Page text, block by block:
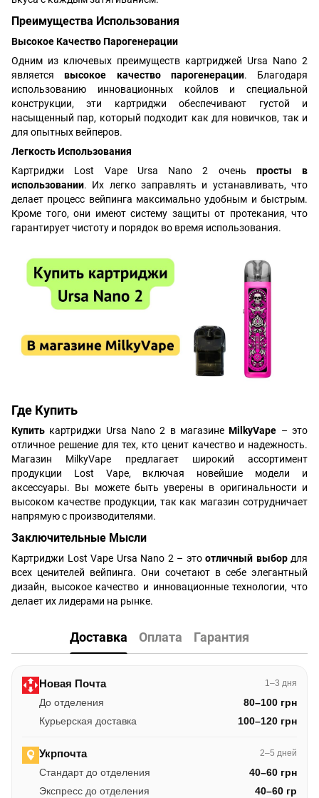
Преимущества Использования
Высокое Качество Парогенерации
Одним из ключевых преимуществ картриджей Ursa Nano 2
являетсявысокое качество парогенерации. Благодаря
использованию инновационных койлов и специальной
конструкции, эти картриджи обеспечивают густой и
насыщенный пар, который подходит как для новичков, так и
для опытных вейперов.
Легкость Использования
Картриджи Lost Vape Ursa Nano 2 очень просты в
использовании. Их легко заправлять и устанавливать, что
делает процесс вейпинга максимально удобным и быстрым.
Кроме того, они имеют систему защиты от протекания, что
гарантирует чистоту и порядок во время использования.
Где Купить
Купить картриджи Ursa Nano 2 в магазинеMilkyVape – это
отличное решение для тех, кто ценит качество и надежность.
Магазин MilkyVape предлагает широкий ассортимент
продукции Lost Vape, включая новейшие модели и
аксессуары. Вы можете быть уверены в оригинальности и
высоком качестве продукции, так как магазин сотрудничает
напрямую с производителями.
Заключительные Мысли
Картриджи Lost Vape Ursa Nano 2 – это отличный выбордля
всех ценителей вейпинга. Они сочетают в себе элегантный
дизайн, высокое качество и инновационные технологии, что
делает их лидерами на рынке.
Доставка Оплата Гарантия
Новая Почта 1–3 дня
До отделения
80–100 грн
Курьерская доставка
100–120 грн
Укрпочта 2–5 дней
Стандарт до отделения
40–60 грн
Экспресс до отделения
40–60 гр